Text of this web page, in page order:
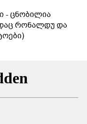
- ცნობილია
რონალდუ და